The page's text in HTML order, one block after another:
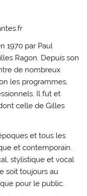
1970 par Paul
Ragon. Depuis son
de nombreux
les programmes,
Il fut et
celle de Gilles
et tous les
et contemporain.
stylistique et vocal
soit toujours au
pour le public.